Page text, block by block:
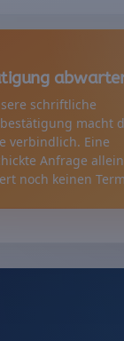
schriftliche
macht
verbindlich. Eine
Anfrage allein
noch keinen